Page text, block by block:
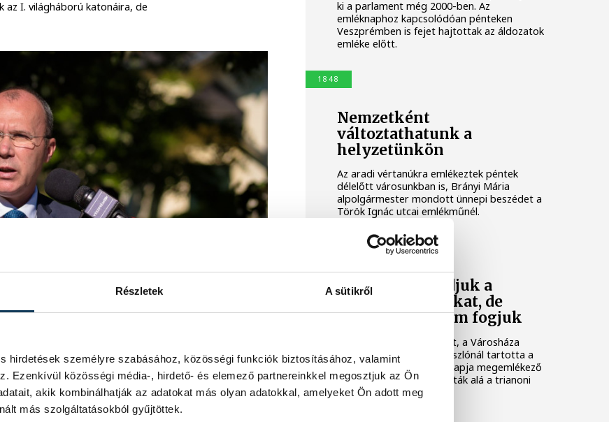
Részletek A sütikről
hirdetések személyre szabásához, közösségi funkciók biztosításához, valamint
Ezenkívül közösségi média-, hirdető- és elemező partnereinkkel megosztjuk az Ön
akik kombinálhatják az adatokat más olyan adatokkal, amelyeket Ön adott meg
más szolgáltatásokból gyűjtöttek.
az I. világháború katonáira, de
ki a parlament még 2000-ben. Az
emléknaphoz kapcsolódóan pénteken
Veszprémben is fejet hajtottak az áldozatok
emléke előtt.
1848
Nemzetként
változtathatunk a
helyzetünkön
Az aradi vértanúkra emlékeztek péntek
délelőtt városunkban is, Brányi Mária
alpolgármester mondott ünnepi beszédet a
Török Ignác utcai emlékműnél.
Ma már elfogadjuk a
trianoni határokat, de
szeretni sohasem fogjuk
A város vasárnap délelőtt, a Városháza
előtti téren, az Országzászlónál tartotta a
Nemzeti összetartozás napja megemlékező
műsorát. Idén 103. éve írták alá a trianoni
békediktátumot.